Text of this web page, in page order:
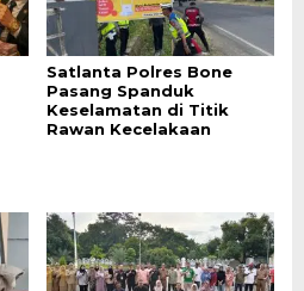
Satlanta Polres Bone
Pasang Spanduk
Keselamatan di Titik
Rawan Kecelakaan